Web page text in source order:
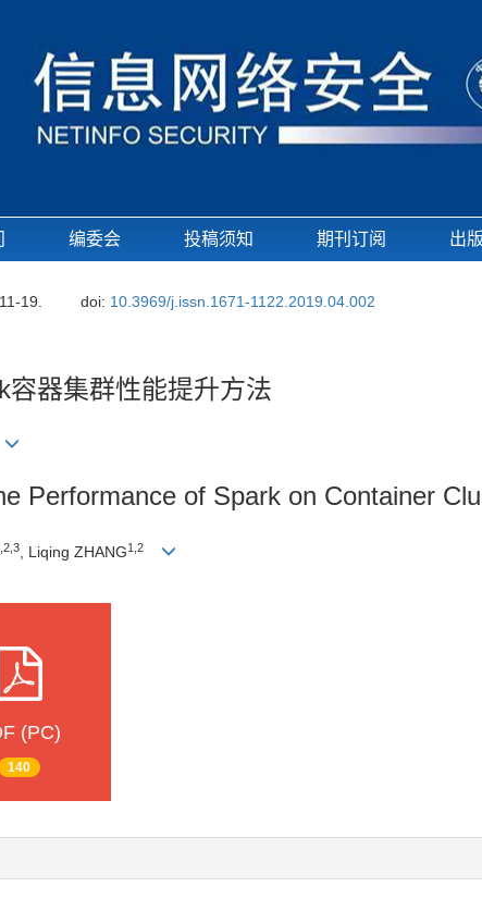
编委会 投稿须知 期刊订阅 出
19. doi: 10.3969/j.issn.1671-1122.2019.04.002
器集群性能提升方法
Performance of Spark on Container
2, 3 , Liqing ZHANG1, 2
(PC)
140